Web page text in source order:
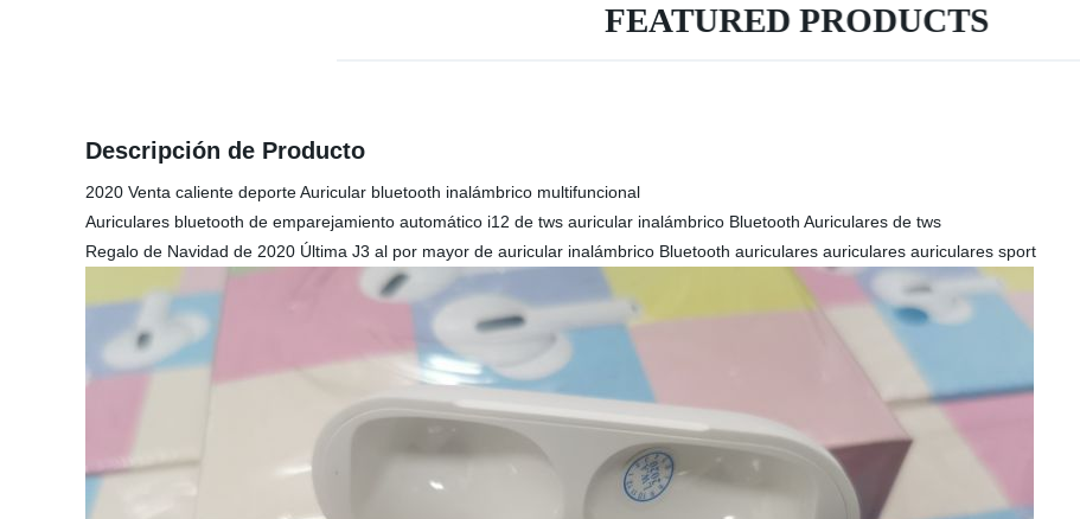
FEATURED PRODUCTS
Descripción de Producto
2020 Venta caliente deporte Auricular bluetooth inalámbrico multifuncional
Auriculares bluetooth de emparejamiento automático i12 de tws auricular inalámbrico Bluetooth Auriculares de tws
Regalo de Navidad de 2020 Última J3 al por mayor de auricular inalámbrico Bluetooth auriculares auriculares auriculares sport